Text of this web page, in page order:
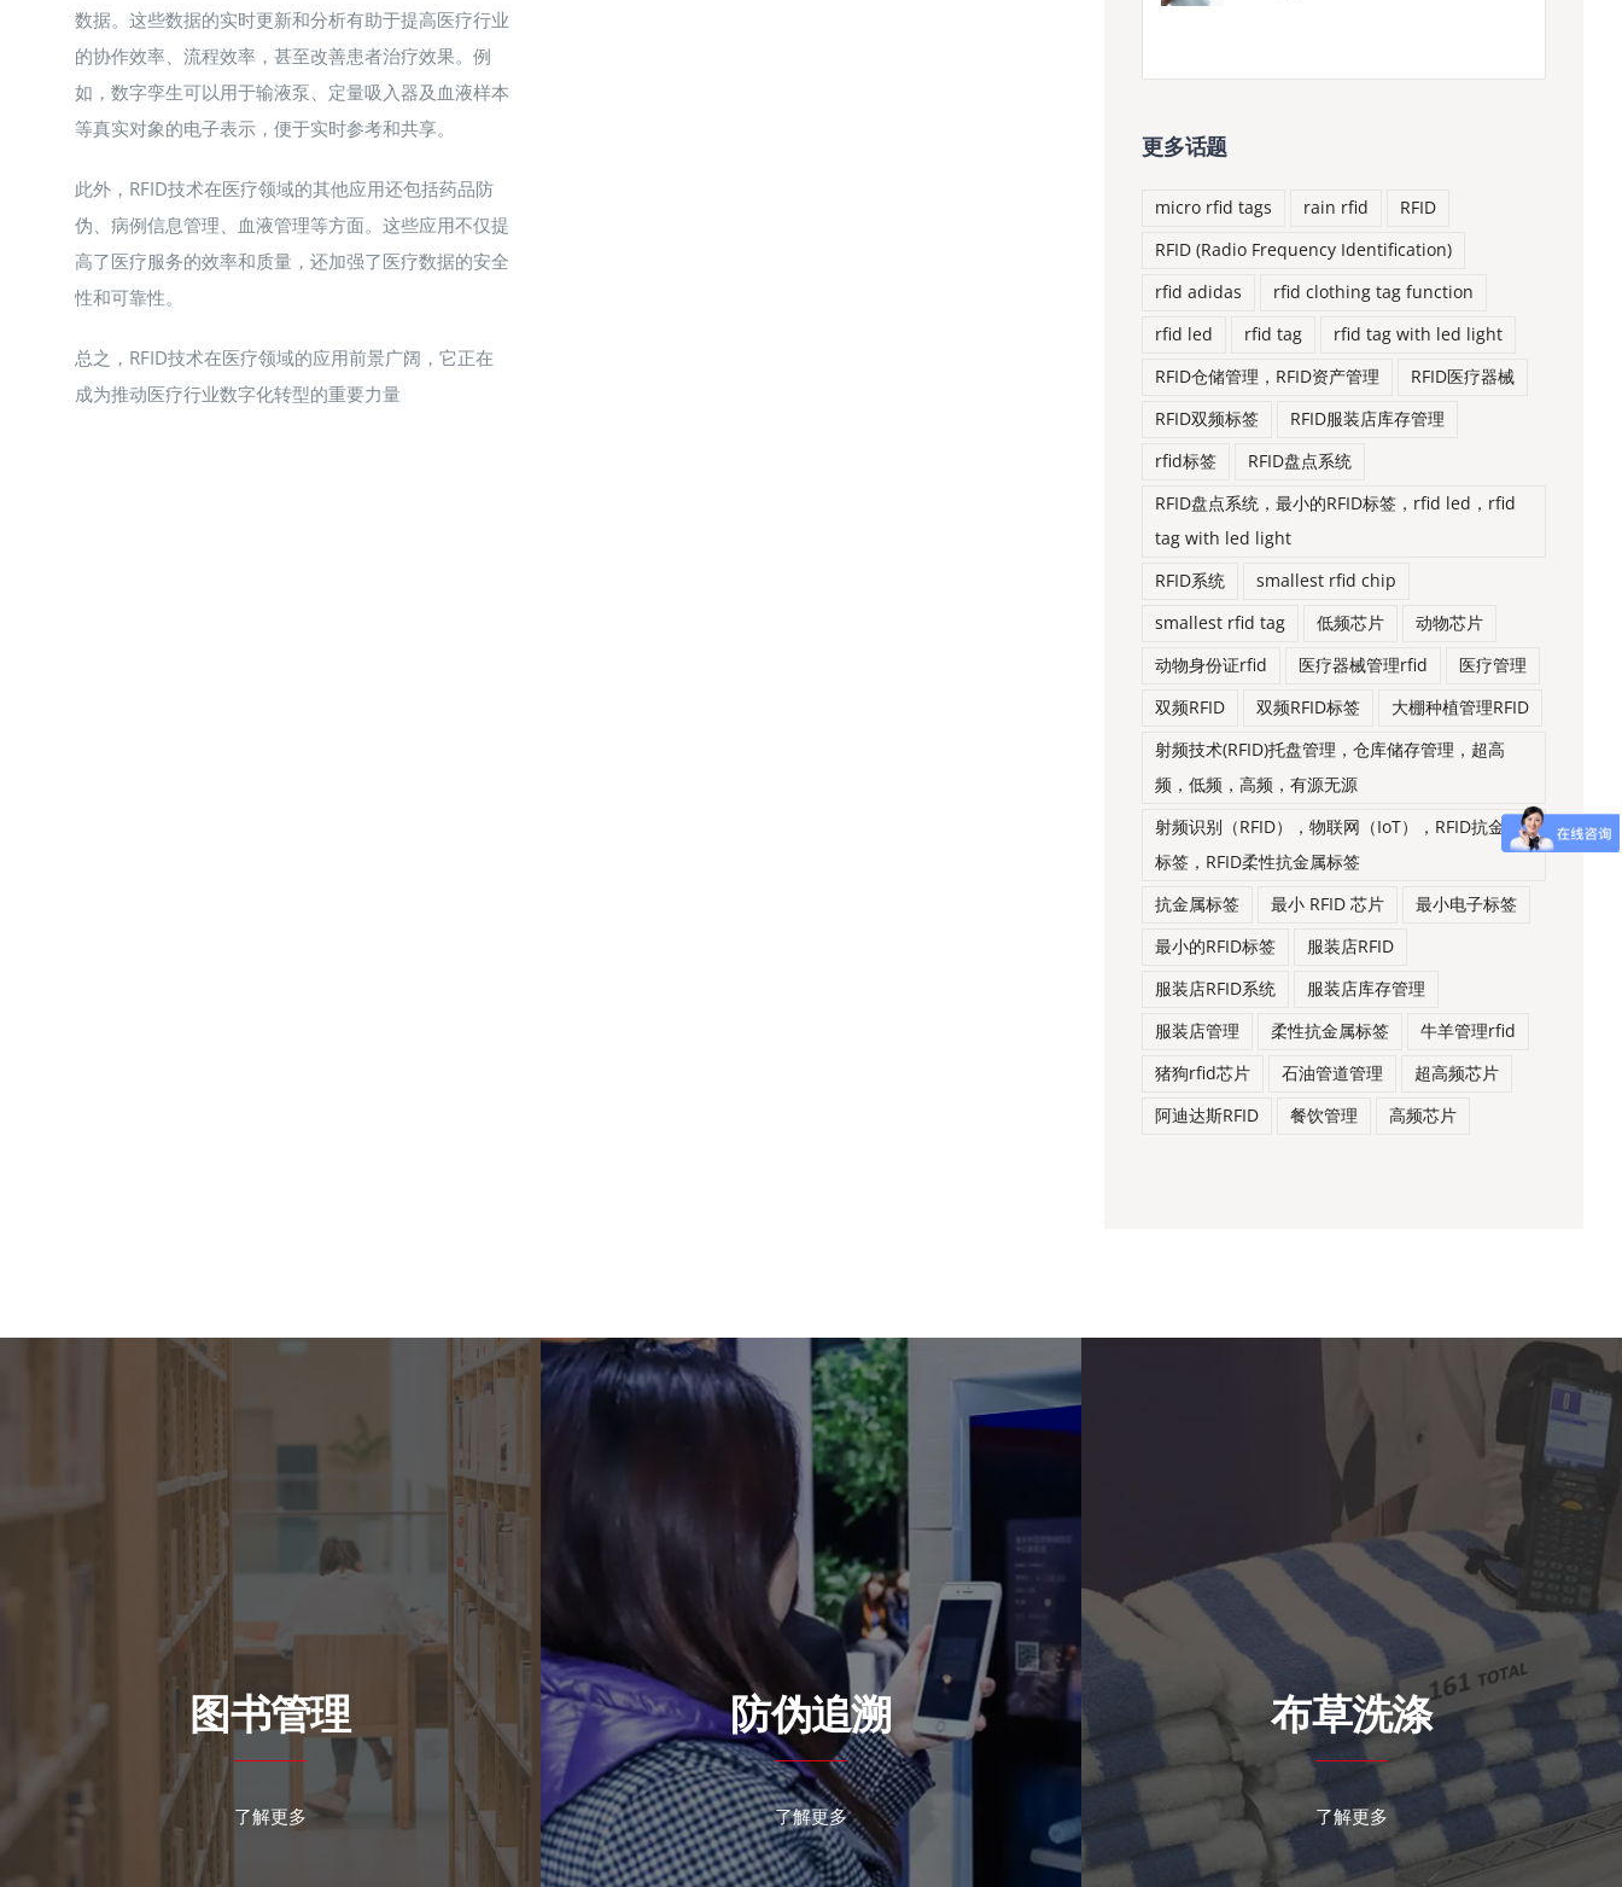
数据。这些数据的实时更新和分析有助于提高医疗行业
的协作效率、流程效率，甚至改善患者治疗效果。例
如，数字孪生可以用于输液泵、定量吸入器及血液样本
等真实对象的电子表示，便于实时参考和共享。
此外，RFID技术在医疗领域的其他应用还包括药品防
伪、病例信息管理、血液管理等方面。这些应用不仅提
高了医疗服务的效率和质量，还加强了医疗数据的安全
性和可靠性。
总之，RFID技术在医疗领域的应用前景广阔，它正在
成为推动医疗行业数字化转型的重要力量
更多话题
micro rfid tags rain rfid
RFID
RFID (Radio Frequency Identification)
rfid adidas
rfid clothing tag function
rfid led
rfid tag
rfid tag with led light
RFID仓储管理，RFID资产管理
RFID医疗器械
RFID双频标签
RFID服装店库存管理
rfid标签
RFID盘点系统
RFID盘点系统，最小的RFID标签，rfid led，rfid
tag with led light
RFID系统
smallest rfid chip
smallest rfid tag
低频芯片
动物芯片
动物身份证rfid
医疗器械管理rfid
医疗管理
双频RFID
双频RFID标签
大棚种植管理RFID
射频技术(RFID)托盘管理，仓库储存管理，超高
频，低频，高频，有源无源
射频识别（RFID），物联网（IoT），RFID抗金属
标签，RFID柔性抗金属标签
抗金属标签
最小 RFID 芯片
最小电子标签
最小的RFID标签
服装店RFID
服装店RFID系统
服装店库存管理
服装店管理
柔性抗金属标签
牛羊管理rfid
猪狗rfid芯片
石油管道管理
超高频芯片
阿迪达斯RFID
餐饮管理 高频芯片
图书管理
了解更多
防伪追溯
了解更多
布草洗涤
了解更多